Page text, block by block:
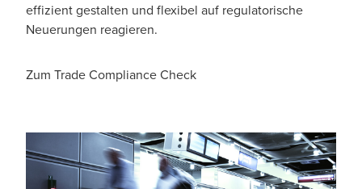
effizient gestalten und flexibel auf regulatorische
Neuerungen reagieren.
Zum Trade Compliance Check